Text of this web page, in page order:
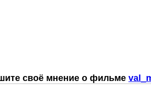
своё мнение о фильме